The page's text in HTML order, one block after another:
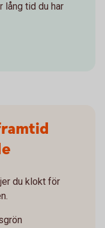
lång tid du har
du klokt för